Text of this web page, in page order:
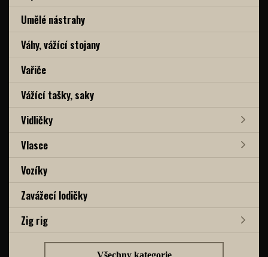
Umělé nástrahy
Váhy, vážící stojany
Vařiče
Vážící tašky, saky
Vidličky
Vlasce
Vozíky
Zavážecí lodičky
Zig rig
Všechny kategorie